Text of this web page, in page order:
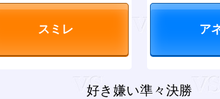
好き嫌い準々決勝